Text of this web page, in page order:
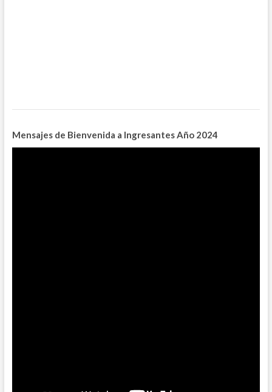
Mensajes de Bienvenida a IngresantesAño 2024